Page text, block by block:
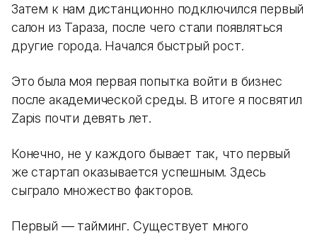
Затем к нам дистанционно подключился первый
салон из Тараза, после чего стали появляться
другие города. Начался быстрый рост.
Это была моя первая попытка войти в бизнес
после академической среды. В итоге я посвятил
Zapis почти девять лет.
Конечно, не у каждого бывает так, что первый
же стартап оказывается успешным. Здесь
сыграло множество факторов.
Первый — тайминг. Существует много